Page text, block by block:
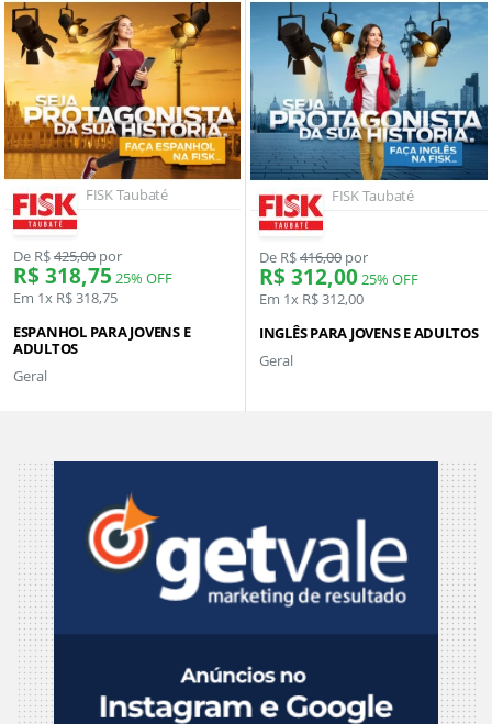
FISK Taubaté
De R$425,00 por
R$ 318,75 25% OFF
Em 1x R$ 318,75
ESPANHOL PARA JOVENS E
ADULTOS
Geral
FISK Taubaté
De R$416,00 por
R$ 312,0025% OFF
Em 1x R$ 312,00
INGLÊS PARA JOVENS E ADULTOS
Geral